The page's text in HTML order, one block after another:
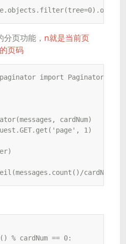
分页功能， n就是当前页
页码
import Paginator
cardNum)
1)
cardNum)
% cardNum == 0: